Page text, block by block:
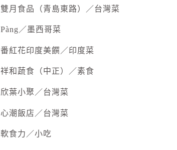
雙月食品（青島東路）／台灣菜
Pàng／墨西哥菜
番紅花印度美饌／印度菜
祥和蔬食（中正）／素食
欣葉小聚／台灣菜
心潮飯店／台灣菜
軟食力／小吃